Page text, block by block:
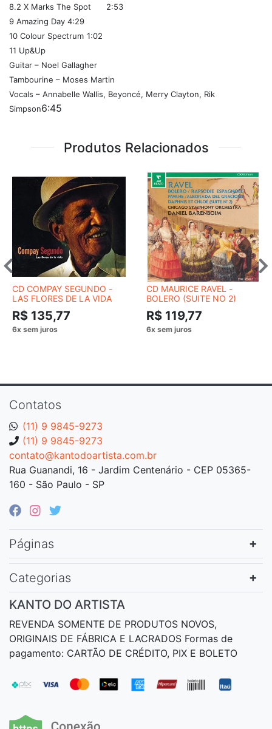
8.2 X Marks The Spot
2:53
9 Amazing Day 4:29
10 Colour Spectrum 1:02
11 Up&Up
Guitar – Noel Gallagher
Tambourine – Moses Martin
Vocals – Annabelle Wallis, Beyoncé, Merry Clayton, Rik
Simpson6:45
Produtos Relacionados
CD COMPAY SEGUNDO -
LAS FLORES DE LA VIDA
R$ 135,77
CD MAURICE RAVEL -
BOLERO (SUITE NO 2)
R$ 119,77
Contatos
(11) 9 9845-9273
(11) 9 9845-9273
contato@kantodoartista.com.br
Rua Guanandi, 16 - Jardim Centenário - CEP 05365-
160 - São Paulo - SP
Páginas
Categorias
KANTO DO ARTISTA
REVENDA SOMENTE DE PRODUTOS NOVOS,
ORIGINAIS DE FÁBRICA E LACRADOS Formas de
pagamento: CARTÃO DE CRÉDITO, PIX E BOLETO